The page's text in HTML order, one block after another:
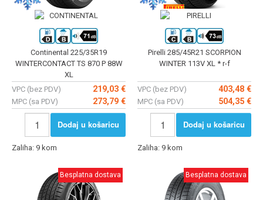
Continental 225/35R19
WINTERCONTACT TS 870 P 88W
XL
VPC (bez PDV)
219,03 €
MPC (sa PDV) 273,79 €
Dodaj u košaricu
Zaliha: 9 kom
Pirelli 285/45R21 SCORPION
WINTER 113V XL * r-f
VPC (bez PDV) 403,48 €
MPC (sa PDV) 504,35 €
Dodaj u košaricu
Zaliha: 9 kom
Besplatna dostava Besplatna dostava